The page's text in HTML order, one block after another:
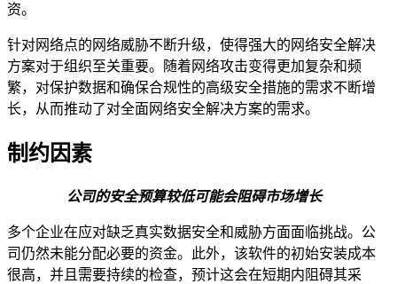
资。
针对网络点的网络威胁不断升级，使得强大的网络安全解决
方案对于组织至关重要。随着网络攻击变得更加复杂和频
繁，对保护数据和确保合规性的高级安全措施的需求不断增
长，从而推动了对全面网络安全解决方案的需求。
制约因素
公司的安全预算较低可能会阻碍市场增长
多个企业在应对缺乏真实数据安全和威胁方面面临挑战。公
司仍然未能分配必要的资金。此外，该软件的初始安装成本
很高，并且需要持续的检查，预计这会在短期内阻碍其采